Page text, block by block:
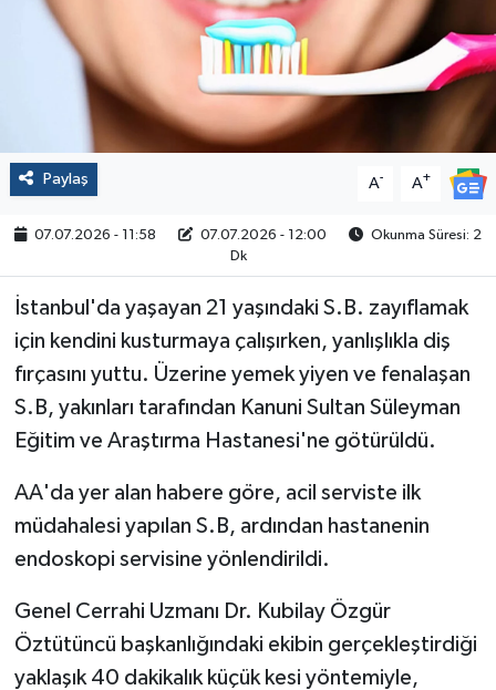
Paylaş A- A+
07.07.2026 - 11:58 07.07.2026 - 12:00
Okunma Süresi: 2
Dk
İstanbul'da yaşayan 21 yaşındaki S.B. zayıflamak
için kendini kusturmaya çalışırken, yanlışlıkla diş
fırçasını yuttu. Üzerine yemek yiyen ve fenalaşan
S.B, yakınları tarafından Kanuni Sultan Süleyman
Eğitim ve Araştırma Hastanesi'ne götürüldü.
AA'da yer alan habere göre, acil serviste ilk
müdahalesi yapılan S.B, ardından hastanenin
endoskopi servisine yönlendirildi.
Genel Cerrahi Uzmanı Dr. Kubilay Özgür
Öztütüncü başkanlığındaki ekibin gerçekleştirdiği
yaklaşık 40 dakikalık küçük kesi yöntemiyle,
Politika
Sağlık
Spor
Kadın
Yurt
2024 Seçim Sonuçları